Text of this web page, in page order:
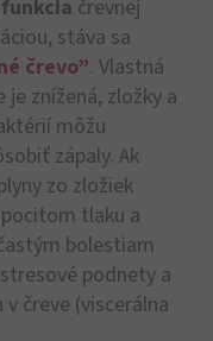
črevnej
stáva sa
črevo”. Vlastná
je znížená, zložky a
môžu
zápaly. Ak
zo zložiek
tlaku a
bolestiam
podnety a
čreve (viscerálna